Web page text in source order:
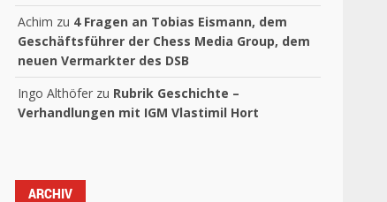
Achim zu 4 Fragen an Tobias Eismann, dem
Geschäftsführer der Chess Media Group, dem
neuen Vermarkter des DSB
Ingo Althöfer zu Rubrik Geschichte –
Verhandlungen mit IGM Vlastimil Hort
ARCHIV